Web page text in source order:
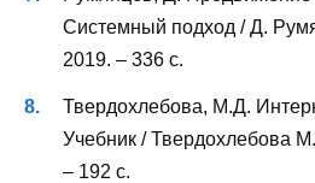
Системный подход / Д.
2019. – 336 с.
Твердохлебова, М.Д.
Учебник / Твердохлебова
– 192 с.